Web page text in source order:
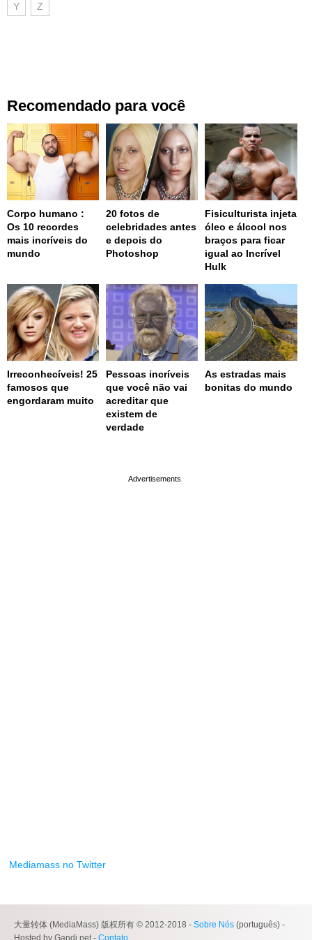
Y Z
Recomendado para você
Corpo humano :
Os 10 recordes
mais incríveis do
mundo
20 fotos de
celebridades antes
e depois do
Photoshop
Fisiculturista injeta
óleo e álcool nos
braços para ficar
igual ao Incrível
Hulk
Irreconhecíveis! 25
famosos que
engordaram muito
Pessoas incríveis
que você não vai
acreditar que
existem de
verdade
As estradas mais
bonitas do mundo
Mediamass no Twitter
大量转体 (MediaMass) 版权所有 © 2012-2018 - Sobre Nós (português) -